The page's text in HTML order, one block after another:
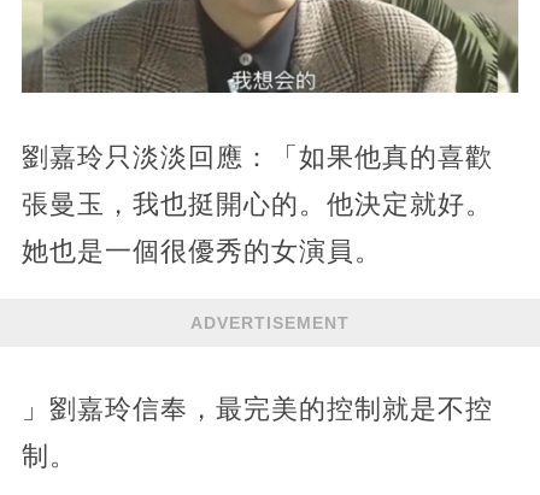
劉嘉玲只淡淡回應：「如果他真的喜歡
張曼玉，我也挺開心的。他決定就好。
她也是一個很優秀的女演員。
ADVERTISEMENT
」劉嘉玲信奉，最完美的控制就是不控
制。